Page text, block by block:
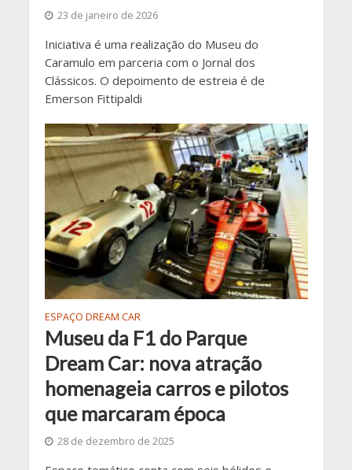
23 de janeiro de 2026
Iniciativa é uma realização do Museu do
Caramulo em parceria com o Jornal dos
Clássicos. O depoimento de estreia é de
Emerson Fittipaldi
ESPAÇO DREAM CAR
Museu da F1 do Parque
Dream Car: nova atração
homenageia carros e pilotos
que marcaram época
28 de dezembro de 2025